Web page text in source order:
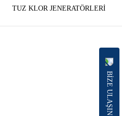
TUZ KLOR JENERATÖRLERİ
BİZE ULAŞIN